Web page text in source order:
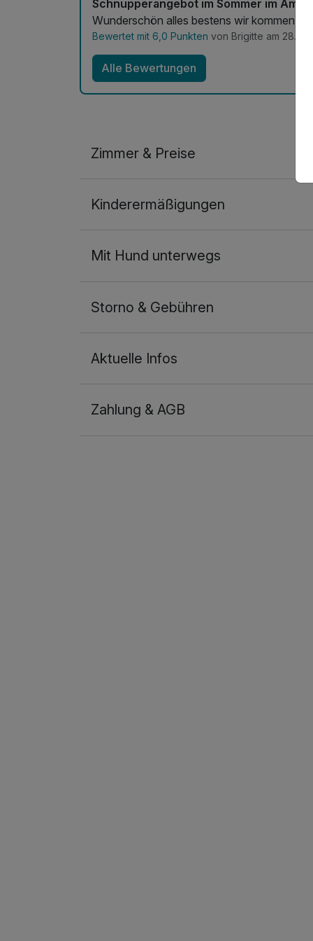
Schnupperangebot im Sommer im
Wunderschön alles bestens wir kommen
Bewertet mit 6,0 Punkten von Brigitte am
Alle Bewertungen
Zimmer & Preise
2 Erwachsene und 1 Kind
Kinderermäßigungen
Mit Hund unterwegs
Storno & Gebühren
Aktuelle Infos
Zahlung & AGB